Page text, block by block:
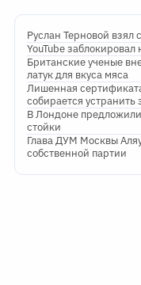
Руслан Терновой взял
YouTube
Британские ученые
латук для вкуса мяса
Лишенная
собирается
В Лондоне предложили
стойки
Глава ДУМ Москвы
собственной партии